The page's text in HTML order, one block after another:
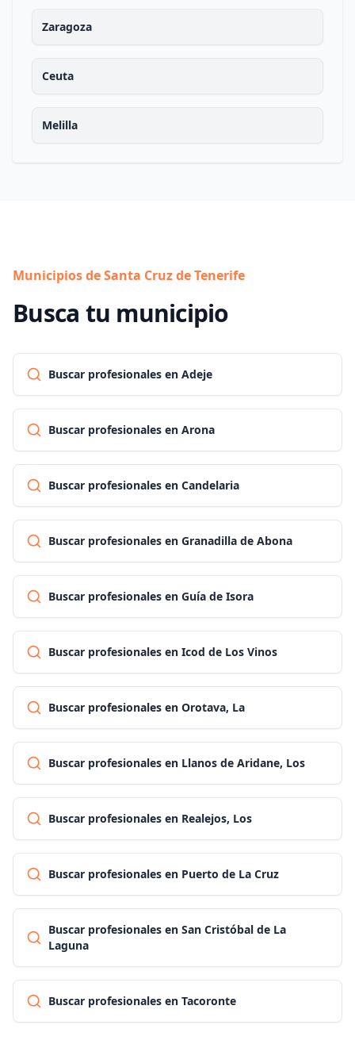
Zaragoza
Ceuta
Melilla
Municipios de Santa Cruz de Tenerife
Busca tu municipio
Buscar profesionales en Adeje
Buscar profesionales en Arona
Buscar profesionales en Candelaria
Buscar profesionales en Granadilla de Abona
Buscar profesionales en Guía de Isora
Buscar profesionales en Icod de Los Vinos
Buscar profesionales en Orotava, La
Buscar profesionales en Llanos de Aridane, Los
Buscar profesionales en Realejos, Los
Buscar profesionales en Puerto de La Cruz
Buscar profesionales en San Cristóbal de La
Laguna
Buscar profesionales en Tacoronte